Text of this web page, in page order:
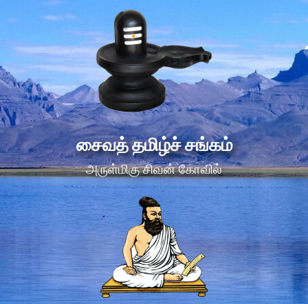
சைவத் தமிழ்ச் சங்கம்
அருள்மிகு சிவன் கோவில்